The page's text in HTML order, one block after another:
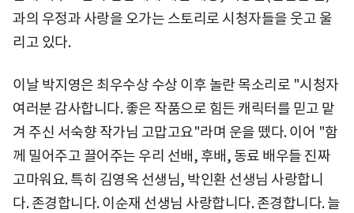
과의 우정과 사랑을 오가는 스토리로 시청자들을 웃고 울
리고 있다.
이날 박지영은 최우수상 수상 이후 놀란 목소리로 "시청자
여러분 감사합니다. 좋은 작품으로 힘든 캐릭터를 믿고 맡
겨 주신 서숙향 작가님 고맙고요"라며 운을 뗐다. 이어 "함
께 밀어주고 끌어주는 우리 선배, 후배, 동료 배우들 진짜
고마워요. 특히 김영옥 선생님, 박인환 선생님 사랑합니
다. 존경합니다. 이순재 선생님 사랑합니다. 존경합니다. 늘